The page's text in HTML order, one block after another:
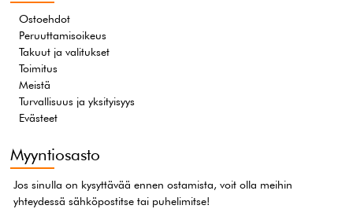
Ostoehdot
Peruuttamisoikeus
Takuut ja valitukset
Toimitus
Meistä
Turvallisuus ja yksityisyys
Evästeet
Myyntiosasto
Jos sinulla on kysyttävää ennen ostamista, voit olla meihin
yhteydessä sähköpostitse tai puhelimitse!